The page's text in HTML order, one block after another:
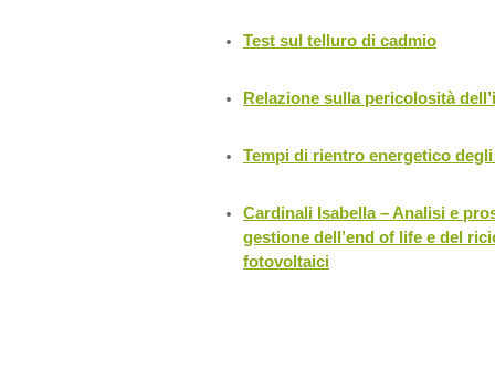
Test sul telluro di cadmio
Relazione sulla pericolosità
Tempi di rientro energetico
Cardinali Isabella – Analisi e
gestione dell’end of life e del
fotovoltaici